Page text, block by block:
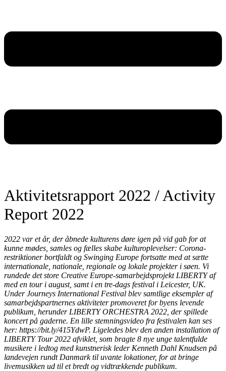
Aktivitetsrapport 2022 / Activity
Report 2022
2022 var et år, der åbnede kulturens døre igen på vid gab for at
kunne mødes, samles og fælles skabe kulturoplevelser: Corona-
restriktioner bortfaldt og Swinging Europe fortsatte med at sætte
internationale, nationale, regionale og lokale projekter i søen. Vi
rundede det store Creative Europe-samarbejdsprojekt LIBERTY af
med en tour i august, samt i en tre-dags festival i Leicester, UK.
Under Journeys International Festival blev samtlige eksempler af
samarbejdspartnernes aktiviteter promoveret for byens levende
publikum, herunder LIBERTY ORCHESTRA 2022, der spillede
koncert på gaderne. En lille stemningsvideo fra festivalen kan ses
her: https://bit.ly/415YdwP. Ligeledes blev den anden installation af
LIBERTY Tour 2022 afviklet, som bragte 8 nye unge talentfulde
musikere i ledtog med kunstnerisk leder Kenneth Dahl Knudsen på
landevejen rundt Danmark til uvante lokationer, for at bringe
livemusikken ud til et bredt og vidtrækkende publikum.